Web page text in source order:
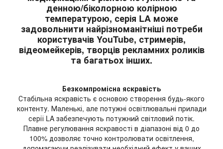
денною/біколорною колірною
температурою, серія LA може
задовольнити найрізноманітніші потреби
користувачів YouTube, стримерів,
відеомейкерів, творців рекламних роликів
та багатьох інших.
Безкомпромісна яскравість
Стабільна яскравість є основою створення будь-якого
контенту. Маленькі, але потужні освітлювальні прилади
серії LA забезпечують потужний світловий потік.
Плавне регулювання яскравості в діапазоні від 0 до
100% дозволяє точно контролювати освітлення,